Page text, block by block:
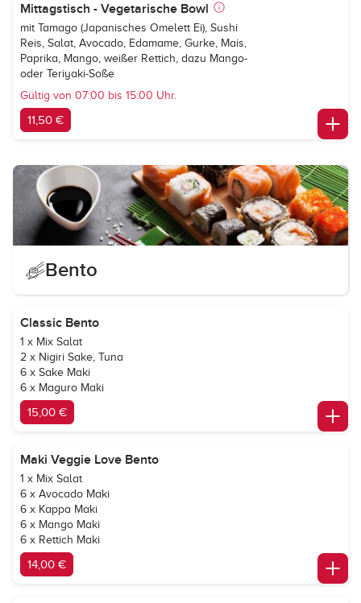
Mittagstisch - Vegetarische Bowl
mit Tamago (Japanisches Omelett Ei), Sushi
Reis, Salat, Avocado, Edamame, Gurke, Mais,
Paprika, Mango, weißer Rettich, dazu Mango-
oder Teriyaki-Soße
Gültig von 07:00 bis 15:00 Uhr.
11,50 €
Bento
Classic Bento
1 x Mix Salat
2 x Nigiri Sake, Tuna
6 x Sake Maki
6 x Maguro Maki
15,00 €
Maki Veggie Love Bento
1 x Mix Salat
6 x Avocado Maki
6 x Kappa Maki
6 x Mango Maki
6 x Rettich Maki
14,00 €